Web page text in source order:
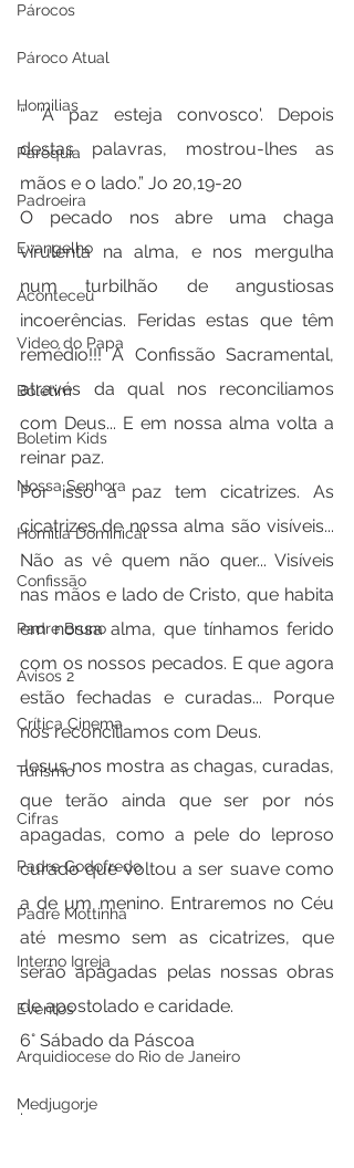
Párocos
Pároco Atual
Homilias
Paróquia
Padroeira
Evangelho
Aconteceu
Video do Papa
Boletim
Boletim Kids
Nossa Senhora
Homilia Dominical
Confissão
Padre Bruno
Avisos 2
Crítica Cinema
Turismo
Cifras
Padre Godofredo
Padre Mottinha
Interno Igreja
Eventos
Arquidiocese do Rio de Janeiro
Medjugorje
“ 'A paz esteja convosco'. Depois
destas palavras, mostrou-lhes as
mãos e o lado.” Jo 20,19-20
O pecado nos abre uma chaga
virulenta na alma, e nos mergulha
num turbilhão de angustiosas
incoerências. Feridas estas que têm
remédio!!! A Confissão Sacramental,
através da qual nos reconciliamos
com Deus... E em nossa alma volta a
reinar paz.
Por isso a paz tem cicatrizes. As
cicatrizes de nossa alma são visíveis...
Não as vê quem não quer... Visíveis
nas mãos e lado de Cristo, que habita
em nossa alma, que tínhamos ferido
com os nossos pecados. E que agora
estão fechadas e curadas... Porque
nos reconciliamos com Deus.
Jesus nos mostra as chagas, curadas,
que terão ainda que ser por nós
apagadas, como a pele do leproso
curado que voltou a ser suave como
a de um menino. Entraremos no Céu
até mesmo sem as cicatrizes, que
serão apagadas pelas nossas obras
de apostolado e caridade.
6° Sábado da Páscoa
.